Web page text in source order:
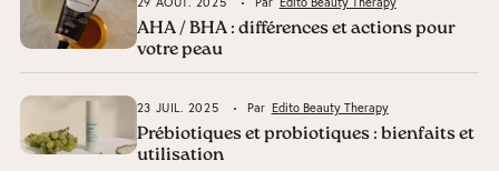
AHA / BHA : différences et actions pour
votre peau
23 JUIL. 2025 Par Edito Beauty Therapy
Prébiotiques et probiotiques : bienfaits et
utilisation